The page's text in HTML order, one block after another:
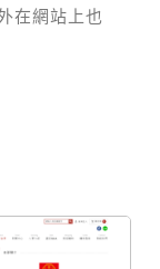
在網站上也